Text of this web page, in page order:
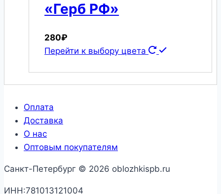
«Герб РФ»
280₽
Перейти к выбору цвета
Оплата
Доставка
О нас
Оптовым покупателям
Санкт-Петербург © 2026 oblozhkispb.ru
ИНН:781013121004